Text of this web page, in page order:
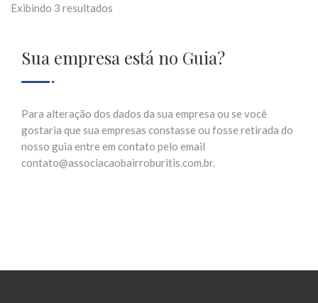
Exibindo 3 resultados
Sua empresa está no Guia?
Para alteração dos dados da sua empresa ou se você
gostaria que sua empresas constasse ou fosse retirada do
nosso guia entre em contato pelo email
contato@associacaobairroburitis.com.br.